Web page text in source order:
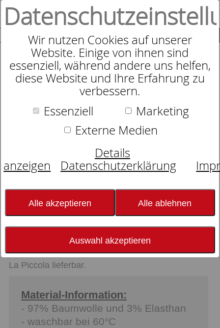
Wir nutzen Cookies auf unserer
Website. Einige von ihnen sind
essenziell, während andere uns helfen,
diese Website und Ihre Erfahrung zu
verbessern.
Essenziell
Marketing
Externe Medien
Details
anzeigen
Datenschutzerklärung
Alle akzeptieren Alle ablehnen
Auswahl akzeptieren
SUCHE
Spannbettlaken
Weitere Informationen zu Bella Donna Jersey
finden Sie auf unserer Webseite. Bella Donna
Jersey ist auch in den Varianten Standard und
La Piccola lieferbar.
Material-Information:
- 97% Baumwolle und 3% Elasthan
- waschbar bei 60°C